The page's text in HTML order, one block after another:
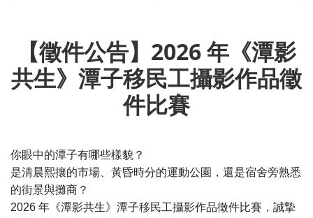
【徵件公告】2026 年《潭影
共生》潭子移民工攝影作品徵
件比賽
你眼中的潭子有哪些樣貌？
是清晨熙攘的市場、黃昏時分的運動公園，還是宿舍旁熟悉
的街景與攤商？
2026 年《潭影共生》潭子移民工攝影作品徵件比賽，誠摯